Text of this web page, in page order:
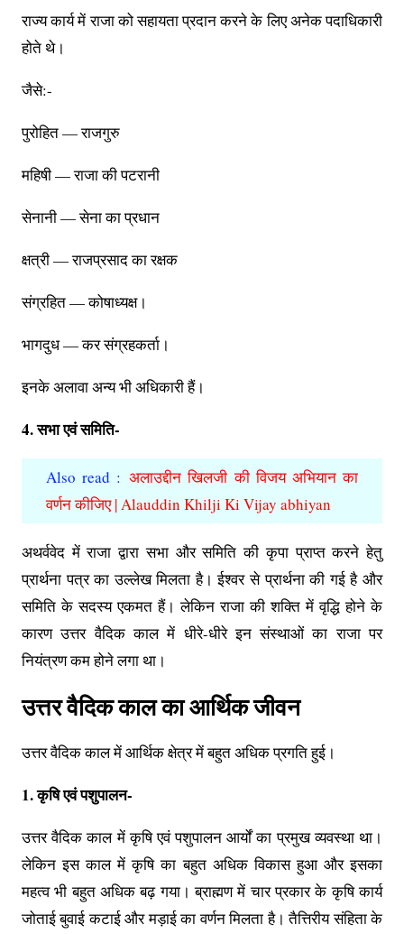
राज्य कार्य में राजा को सहायता प्रदान करने के लिए अनेक पदाधिकारी
होते थे।
जैसे:-
पुरोहित — राजगुरु
महिषी — राजा की पटरानी
सेनानी — सेना का प्रधान
क्षत्री — राजप्रसाद का रक्षक
संग्रहित — कोषाध्यक्ष।
भागदुध — कर संग्रहकर्ता।
इनके अलावा अन्य भी अधिकारी हैं।
4. सभा एवं समिति-
Also read : अलाउद्दीन खिलजी की विजय अभियान का
वर्णन कीजिए | Alauddin Khilji Ki Vijay abhiyan
अथर्ववेद में राजा द्वारा सभा और समिति की कृपा प्राप्त करने हेतु
प्रार्थना पत्र का उल्लेख मिलता है। ईश्वर से प्रार्थना की गई है और
समिति के सदस्य एकमत हैं। लेकिन राजा की शक्ति में वृद्धि होने के
कारण उत्तर वैदिक काल में धीरे-धीरे इन संस्थाओं का राजा पर
नियंत्रण कम होने लगा था।
उत्तर वैदिक काल का आर्थिक जीवन
उत्तर वैदिक काल में आर्थिक क्षेत्र में बहुत अधिक प्रगति हुई।
1. कृषि एवं पशुपालन-
उत्तर वैदिक काल में कृषि एवं पशुपालन आर्यों का प्रमुख व्यवस्था था।
लेकिन इस काल में कृषि का बहुत अधिक विकास हुआ और इसका
महत्व भी बहुत अधिक बढ़ गया। ब्राह्मण में चार प्रकार के कृषि कार्य
जोताई बुवाई कटाई और मड़ाई का वर्णन मिलता है। तैत्तिरीय संहिता के